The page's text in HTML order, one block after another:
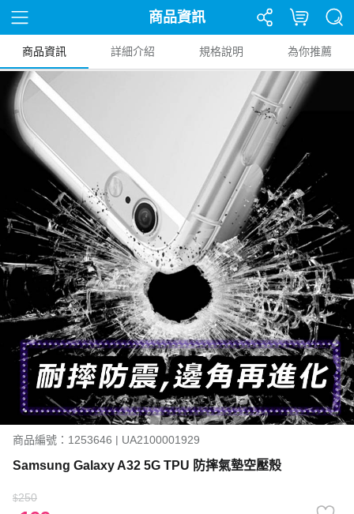
商品資訊
商品資訊 詳細介紹 規格說明 為你推薦
商品編號：1253646 | UA2100001929
Samsung Galaxy A32 5G TPU 防摔氣墊空壓殼
$250